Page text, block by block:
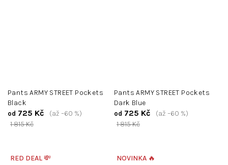
Pants ARMY STREET Pockets
Black
od 725 Kč
1 815 Kč
(až –60 %)
Pants ARMY STREET Pockets
Dark Blue
od 725 Kč
1 815 Kč
(až –60 %)
RED DEAL 💸 NOVINKA 🔥